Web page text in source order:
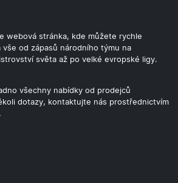
webová stránka, kde můžete rychle
od zápasů národního týmu na
světa až po velké evropské ligy.
všechny nabídky od prodejců
dotazy, kontaktujte nás prostřednictvím